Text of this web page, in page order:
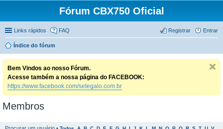
Fórum CBX750 Oficial
Links rápidos FAQ Entrar
Registrar
Índice do fórum
Bem Vindos ao nosso Fórum.
Acesse também a nossa página do FACEBOOK:
https://www.facebook.com/setegalo.com.br
Membros